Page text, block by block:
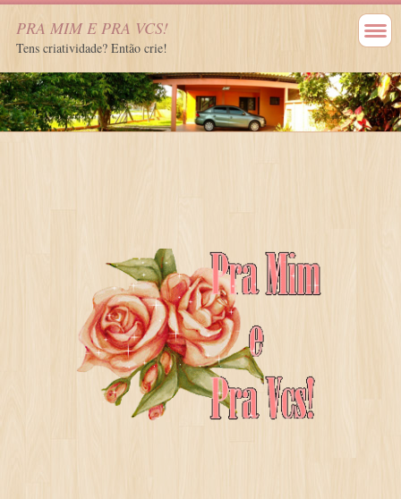
PRA MIM E PRA VCS!
Tens criatividade? Então crie!